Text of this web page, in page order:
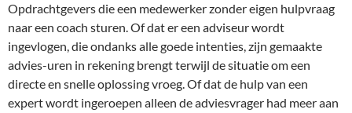
Opdrachtgevers die een medewerker zonder eigen hulpvraag
naar een coach sturen. Of dat er een adviseur wordt
ingevlogen, die ondanks alle goede intenties, zijn gemaakte
advies-uren in rekening brengt terwijl de situatie om een
directe en snelle oplossing vroeg. Of dat de hulp van een
expert wordt ingeroepen alleen de adviesvrager had meer aan